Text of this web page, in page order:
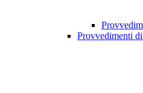
Provvedimenti